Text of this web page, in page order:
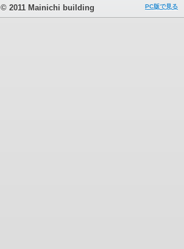
© 2011 Mainichi building PC版で見る